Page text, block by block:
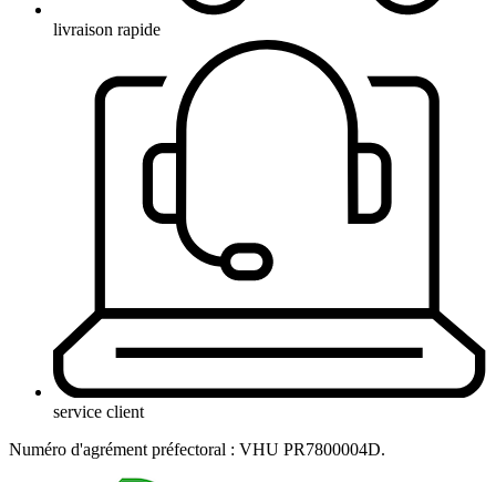
livraison rapide
service client
Numéro d'agrément préfectoral : VHU PR7800004D.